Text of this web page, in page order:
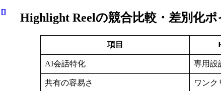
Highlight Reelの競合比較・差別化ポ
項目
AI会話特化 専用設
共有の容易さ ワンク